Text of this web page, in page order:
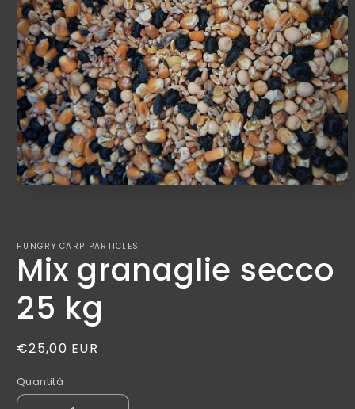
HUNGRY CARP PARTICLES
Mix granaglie secco
25 kg
Prezzo
listino
€25,00 EUR
Quantità